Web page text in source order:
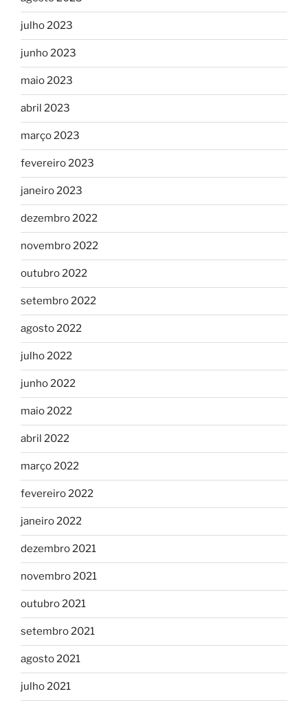
julho 2023
junho 2023
maio 2023
abril 2023
março 2023
fevereiro 2023
janeiro 2023
dezembro 2022
novembro 2022
outubro 2022
setembro 2022
agosto 2022
julho 2022
junho 2022
maio 2022
abril 2022
março 2022
fevereiro 2022
janeiro 2022
dezembro 2021
novembro 2021
outubro 2021
setembro 2021
agosto 2021
julho 2021